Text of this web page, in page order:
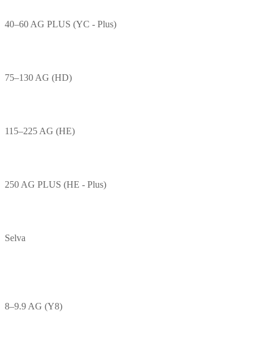
40–60 AG PLUS (YC - Plus)
75–130 AG (HD)
115–225 AG (HE)
250 AG PLUS (HE - Plus)
Selva
8–9.9 AG (Y8)